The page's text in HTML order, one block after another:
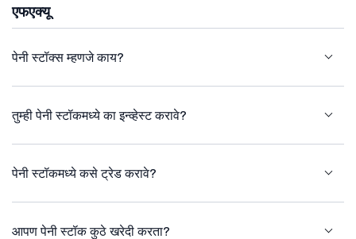
एफएक्यू
पेनी स्टॉक्स म्हणजे काय?
तुम्ही पेनी स्टॉकमध्ये का इन्व्हेस्ट करावे?
पेनी स्टॉकमध्ये कसे ट्रेड करावे?
आपण पेनी स्टॉक कुठे खरेदी करता?